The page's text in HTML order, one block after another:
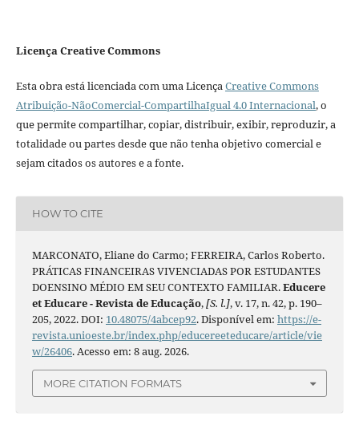
Licença Creative Commons
Esta obra está licenciada com uma LicençaCreative Commons
Atribuição-NãoComercial-CompartilhaIgual 4.0 Internacional, o
que permite compartilhar, copiar, distribuir, exibir, reproduzir, a
totalidade ou partes desde que não tenha objetivo comercial e
sejam citados os autores e a fonte.
HOW TO CITE
MARCONATO, Eliane do Carmo; FERREIRA, Carlos Roberto.
PRÁTICAS FINANCEIRAS VIVENCIADAS POR ESTUDANTES
DOENSINO MÉDIO EM SEU CONTEXTO FAMILIAR.Educere
et Educare - Revista de Educação,[S. l.], v. 17, n. 42, p. 190–
205, 2022. DOI: 10.48075/4abcep92. Disponível em: https://e-
revista.unioeste.br/index.php/educereeteducare/article/vie
w/26406. Acesso em: 8 aug. 2026.
MORE CITATION FORMATS